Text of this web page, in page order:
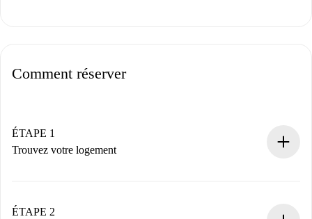
Comment réserver
ÉTAPE 1
Trouvez votre logement
Vous disposez à l’avance de toutes les informations
ÉTAPE 2